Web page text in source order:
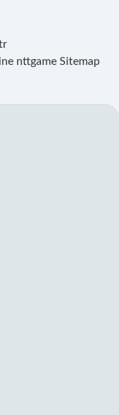
nttgame Sitemap